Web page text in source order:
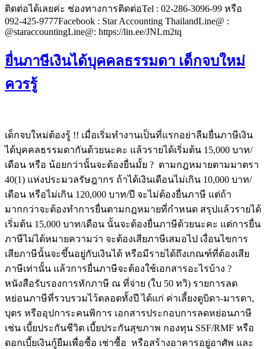
ติดต่อได้เลยค่ะ ช่องทางการติดต่อTel : 02-286-3096-99 หรือ
092-425-9777Facebook : Star Accounting ThailandLine@ :
@staraccountingLine@: https://lin.ee/JNLm2tq
ยื่นภาษีเงินได้บุคคลธรรมดา เด็กจบใหม่
ควรรู้
เด็กจบใหม่ต้องรู้ !! เมื่อเริ่มทำงานเป็นที่แรกอย่าลืมยื่นภาษีเงิน
ได้บุคคลธรรมดากันด้วยนะคะ แล้วรายได้เริ่มต้น 15,000 บาท/
เดือน หรือ น้อยกว่านั้นจะต้องยื่นมั้ย ? ตามกฎหมายตามมาตรา
40(1) แห่งประมวลรัษฎากร ถ้าได้เงินเดือนไม่เกิน 10,000 บาท/
เดือน หรือไม่เกิน 120,000 บาท/ปี จะไม่ต้องยื่นภาษี แต่ถ้า
มากกว่าจะต้องทำการยื่นตามกฎหมายที่กำหนด สรุปแล้วรายได้
เริ่มต้น 15,000 บาท/เดือน นั้นจะต้องยื่นภาษีด้วยนะคะ แต่การยื่น
ภาษีไม่ได้หมายความว่า จะต้องเสียภาษีเสมอไป เงื่อนไขการ
เสียภาษีนั้นจะขึ้นอยู่กับเงินได้ หรือมีรายได้ถึงเกณฑ์ที่ต้องเสีย
ภาษีเท่านั้น แล้วการยื่นภาษีจะต้องใช้เอกสารอะไรบ้าง ?
หนังสือรับรองการหักภาษี ณ ที่จ่าย (ใบ 50 ทวิ) รายการลด
หย่อนภาษีที่รวบรวมไว้ตลอดทั้งปี ได้แก่ ค่าเลี้ยงดูบิดา-มารดา,
บุตร หรืออุปการะคนพิการ เอกสารประกอบการลดหย่อนภาษี
เช่น เบี้ยประกันชีวิต เบี้ยประกันสุขภาพ กองทุน SSF/RMF หรือ
ดอกเบี้ยเงินกู้ยืมเพื่อซื้อ เช่าซื้อ หรือสร้างอาคารอยู่อาศัพ และ